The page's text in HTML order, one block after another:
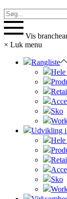
Vis
× Luk menu
Rangliste
Hele
Sko
Udvikling i
Hele
Sko